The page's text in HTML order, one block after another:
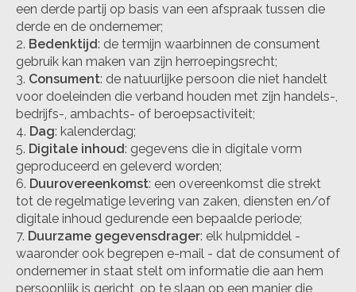
een derde partij op basis van een afspraak tussen die
derde en de ondernemer;
Bedenktijd: de termijn waarbinnen de consument
gebruik kan maken van zijn herroepingsrecht;
Consument: de natuurlijke persoon die niet handelt
voor doeleinden die verband houden met zijn handels-,
bedrijfs-, ambachts- of beroepsactiviteit;
Dag: kalenderdag;
Digitale inhoud: gegevens die in digitale vorm
geproduceerd en geleverd worden;
Duurovereenkomst: een overeenkomst die strekt
tot de regelmatige levering van zaken, diensten en/of
digitale inhoud gedurende een bepaalde periode;
Duurzame gegevensdrager: elk hulpmiddel -
waaronder ook begrepen e-mail - dat de consument of
ondernemer in staat stelt om informatie die aan hem
persoonlijk is gericht, op te slaan op een manier die